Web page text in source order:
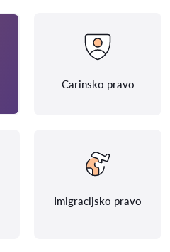
Carinsko pravo
Imigracijsko pravo